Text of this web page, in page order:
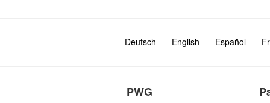
Deutsch English Español
PWG